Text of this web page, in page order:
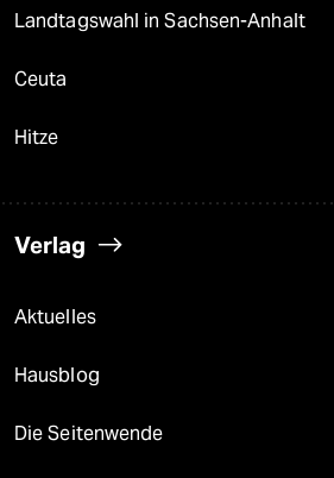
Landtagswahl in Sachsen-Anhalt
Ceuta
Hitze
Verlag
Aktuelles
Hausblog
Die Seitenwende